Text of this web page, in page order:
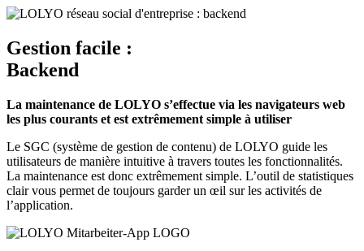
Gestion facile :
Backend
La maintenance de LOLYO s’effectue via les navigateurs web
les plus courants et est extrêmement simple à utiliser
Le SGC (système de gestion de contenu) de LOLYO guide les
utilisateurs de manière intuitive à travers toutes les fonctionnalités.
La maintenance est donc extrêmement simple. L’outil de statistiques
clair vous permet de toujours garder un œil sur les activités de
l’application.